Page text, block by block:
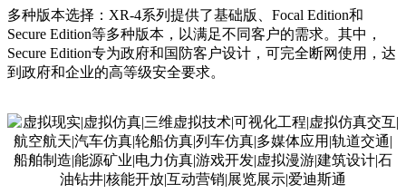
多种版本选择：XR-4系列提供了基础版、Focal Edition和
Secure Edition等多种版本，以满足不同客户的需求。其中，
Secure Edition专为政府和国防客户设计，可完全断网使用，达
到政府和企业的高等级安全要求。